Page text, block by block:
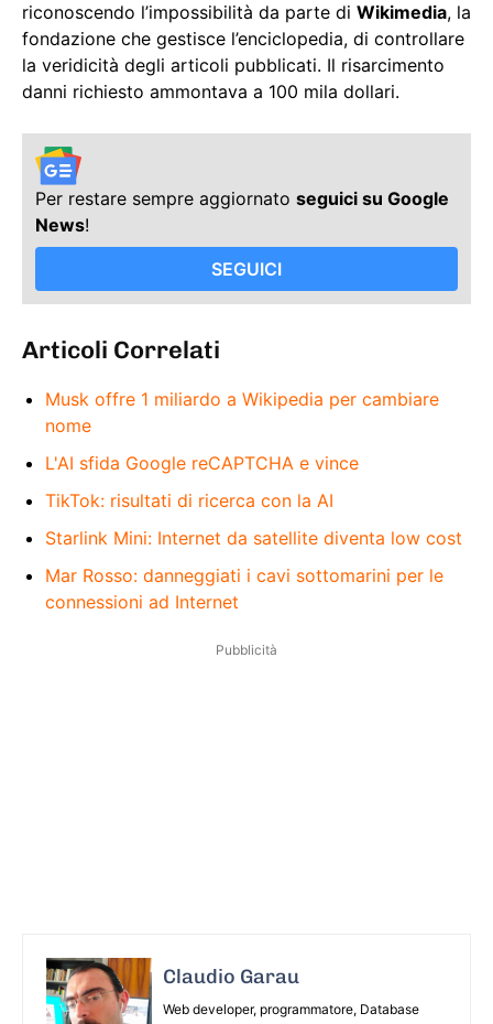
riconoscendo l’impossibilità da parte di Wikimedia, la
fondazione che gestisce l’enciclopedia, di controllare
la veridicità degli articoli pubblicati. Il risarcimento
danni richiesto ammontava a 100 mila dollari.
Per restare sempre aggiornato seguici su Google
News!
SEGUICI
Articoli Correlati
Musk offre 1 miliardo a Wikipedia per cambiare
nome
L'AI sfida Google reCAPTCHA e vince
TikTok: risultati di ricerca con la AI
Starlink Mini: Internet da satellite diventa low cost
Mar Rosso: danneggiati i cavi sottomarini per le
connessioni ad Internet
Pubblicità
Claudio Garau
Web developer, programmatore, Database